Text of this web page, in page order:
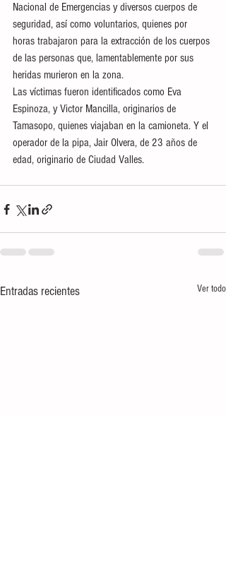
Nacional de Emergencias y diversos cuerpos de
seguridad, así como voluntarios, quienes por
horas trabajaron para la extracción de los cuerpos
de las personas que, lamentablemente por sus
heridas murieron en la zona.
Las víctimas fueron identificados como Eva
Espinoza, y Victor Mancilla, originarios de
Tamasopo, quienes viajaban en la camioneta. Y el
operador de la pipa, Jair Olvera, de 23 años de
edad, originario de Ciudad Valles.
Entradas recientes Ver todo